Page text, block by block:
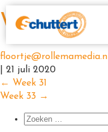
Week 32
floortje@rollemamedia.nl
21 juli 2020
← Week 31
Week 33 →